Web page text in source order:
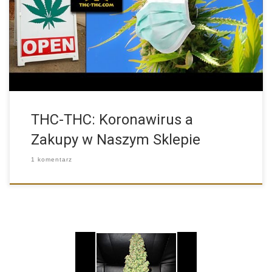
Obecnie epidemia Koronawirusa nie ma żadnego wpływu na
funkcjonowanie naszego […]
THC-THC: Koronawirus a
Zakupy w Naszym Sklepie
1 komentarz